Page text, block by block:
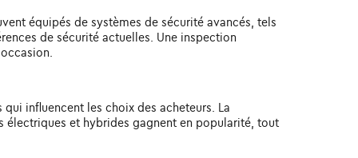
équipés de systèmes de sécurité avancés, tels
de sécurité actuelles. Une inspection
influencent les choix des acheteurs. La
électriques et hybrides gagnent en popularité, tout